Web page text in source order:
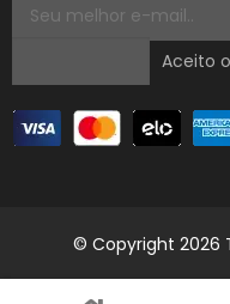
Aceito
© Copyright 2026